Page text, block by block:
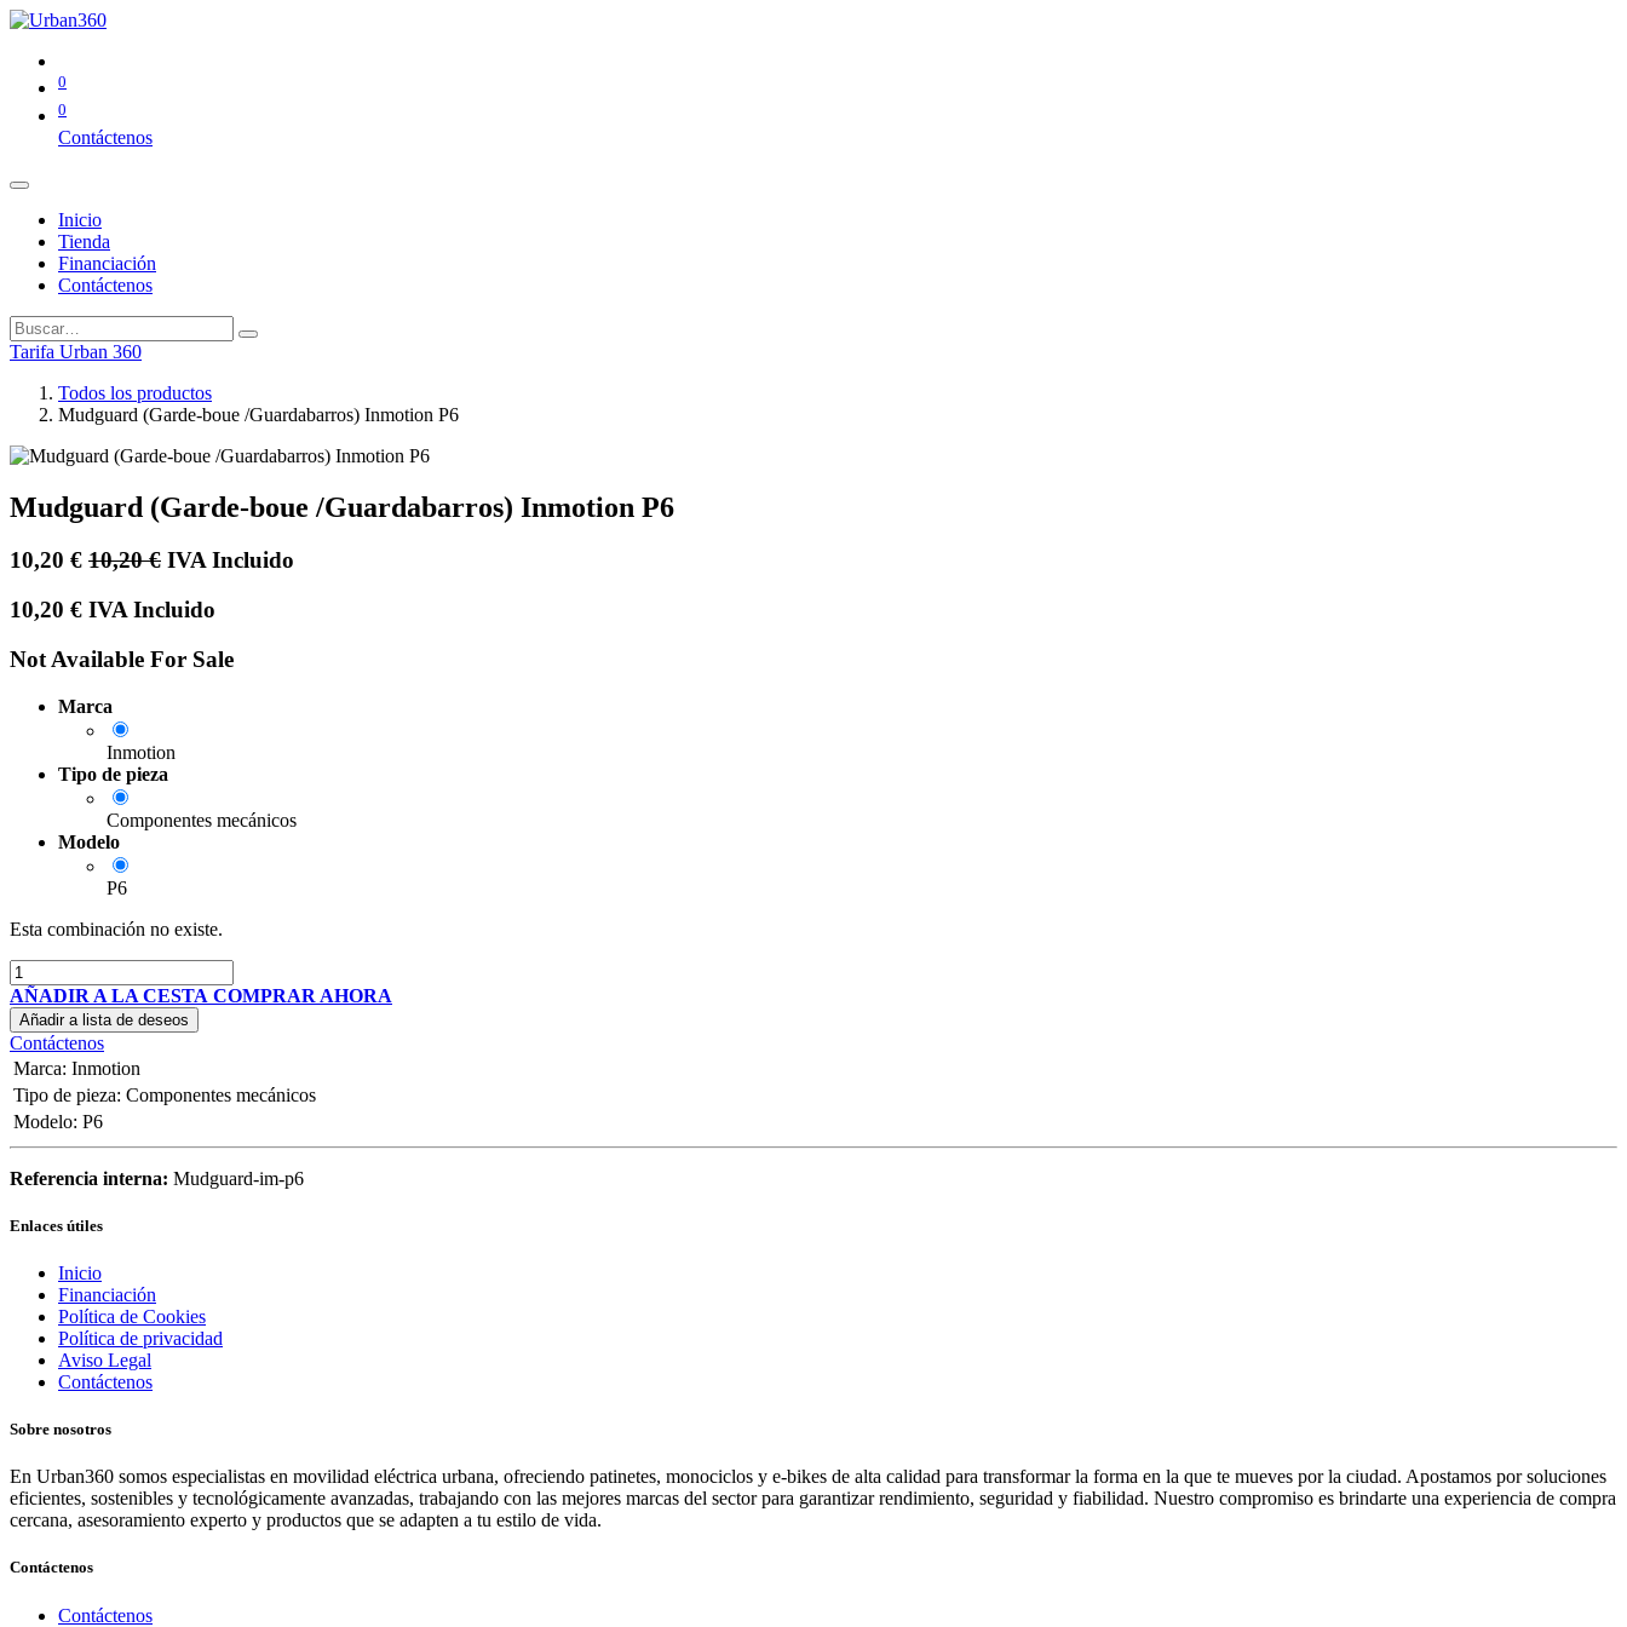
0
0
Contáctenos
Inicio
Tienda
Financiación
Contáctenos
Tarifa Urban 360
Todos los productos
Mudguard (Garde-boue /Guardabarros) Inmotion P6
Mudguard (Garde-boue /Guardabarros) Inmotion P6
10,20 € 10,20€ IVA Incluido
10,20 € IVA Incluido
Not Available For Sale
Marca
Inmotion
Tipo de pieza
Componentes mecánicos
Modelo
P6
Esta combinación no existe.
AÑADIR A LA CESTA COMPRAR AHORA
Añadir a lista de deseos
Contáctenos
Marca: Inmotion
Tipo de pieza: Componentes mecánicos
Modelo: P6
Referencia interna: Mudguard-im-p6
Enlaces útiles
Inicio
Financiación
Política de Cookies
Política de privacidad
Aviso Legal
Contáctenos
Sobre nosotros
En Urban360 somos especialistas en movilidad eléctrica urbana, ofreciendo patinetes, monociclos y e-bikes de alta calidad para transformar la forma en la que te mueves por la ciudad. Apostamos por soluciones
eficientes, sostenibles y tecnológicamente avanzadas, trabajando con las mejores marcas del sector para garantizar rendimiento, seguridad y fiabilidad. Nuestro compromiso es brindarte una experiencia de compra
cercana, asesoramiento experto y productos que se adapten a tu estilo de vida.
Contáctenos
Contáctenos